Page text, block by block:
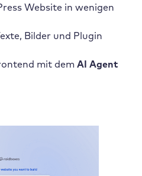
Website in wenigen
Bilder und Plugin
mit dem AI Agent